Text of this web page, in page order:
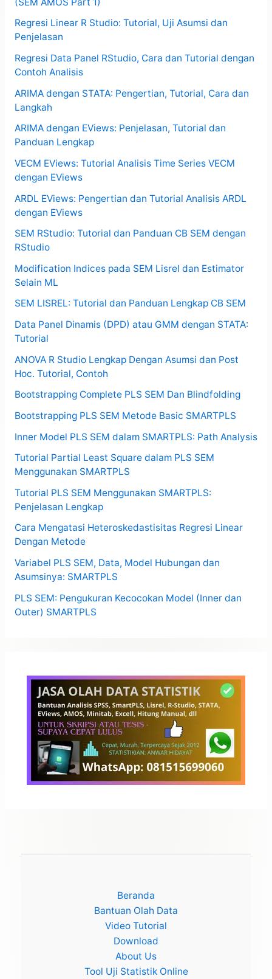
Regresi Linear R Studio: Tutorial, Uji Asumsi dan
Penjelasan
Regresi Data Panel RStudio, Cara dan Tutorial dengan
Contoh Analisis
ARIMA dengan STATA: Pengertian, Tutorial, Cara dan
Langkah
ARIMA dengan EViews: Penjelasan, Tutorial dan
Panduan Lengkap
VECM EViews: Tutorial Analisis Time Series VECM
dengan EViews
ARDL EViews: Pengertian dan Tutorial Analisis ARDL
dengan EViews
SEM RStudio: Tutorial dan Panduan CB SEM dengan
RStudio
Modification Indices pada SEM Lisrel dan Estimator
Selain ML
SEM LISREL: Tutorial dan Panduan Lengkap CB SEM
Data Panel Dinamis (DPD) atau GMM dengan STATA:
Tutorial
ANOVA R Studio Lengkap Dengan Asumsi dan Post
Hoc. Tutorial, Contoh
Bootstrapping Complete PLS SEM Dan Blindfolding
Bootstrapping PLS SEM Metode Basic SMARTPLS
Inner Model PLS SEM dalam SMARTPLS: Path Analysis
Tutorial Partial Least Square dalam PLS SEM
Menggunakan SMARTPLS
Tutorial PLS SEM Menggunakan SMARTPLS:
Penjelasan Lengkap
Cara Mengatasi Heteroskedastisitas Regresi Linear
Dengan Metode
Variabel PLS SEM, Data, Model Hubungan dan
Asumsinya: SMARTPLS
PLS SEM: Pengukuran Kecocokan Model (Inner dan
Outer) SMARTPLS
Beranda
Bantuan Olah Data
Video Tutorial
Download
About Us
Tool Uji Statistik Online